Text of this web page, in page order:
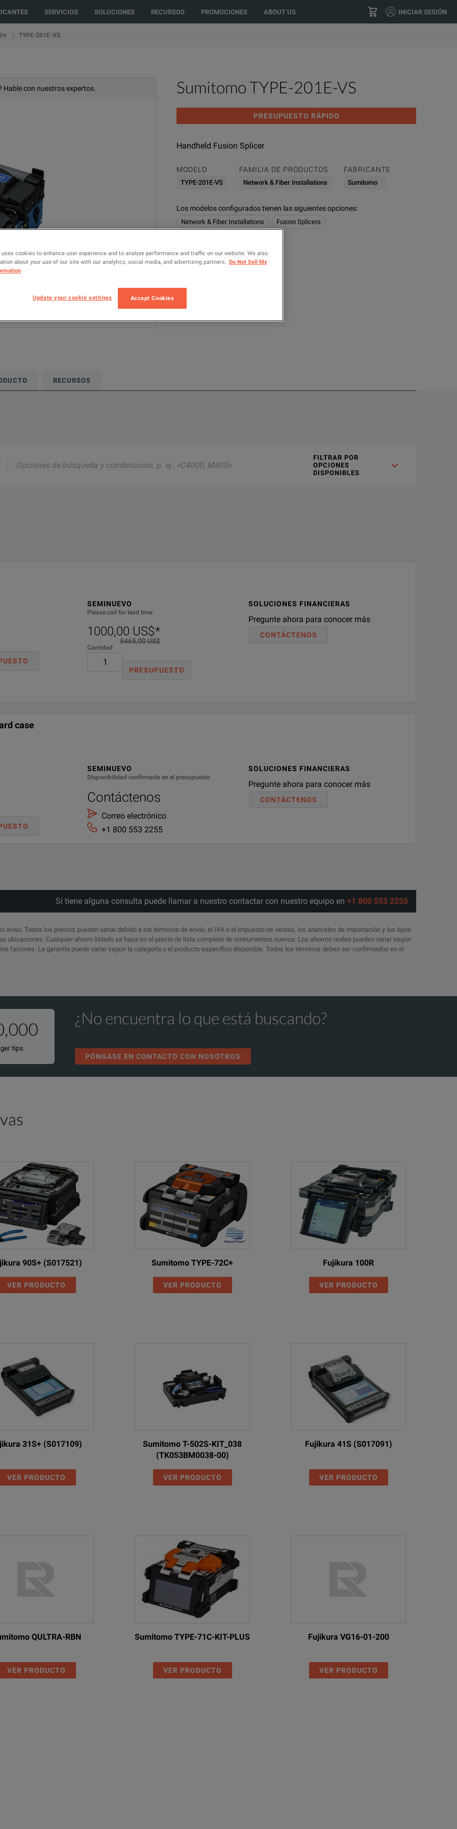
to another country or region to see content and products specific to your location? US GO
SERVICIOS SOLUCIONES RECURSOS PROMOCIONES ABOUT US INICIAR SESIÓN
TYPE-201E-VS
Hable con nuestros expertos. Sumitomo TYPE-201E-VS
PRESUPUESTO RÁPIDO
Handheld Fusion Splicer
MODELO
TYPE-201E-VS
FAMILIA DE PRODUCTOS
Network & Fiber Installations
FABRICANTE
Sumitomo
Los modelos configurados tienen las siguientes opciones:
Network & Fiber Installations Fusion Splicers
AÑADIR PARA COMPARAR
RECURSOS
FILTRAR POR
OPCIONES
DISPONIBLES
TYPE-201E-VS
SEMINUEVO
Please call for lead time
1000,00 US$*
5465,00 US$
Cantidad
PRESUPUESTO
SOLUCIONES FINANCIERAS
Pregunte ahora para conocer más
CONTÁCTENOS
case
SEMINUEVO
Disponibilidad confirmada en el presupuesto
Contáctenos
Correo electrónico
+1 800 553 2255
SOLUCIONES FINANCIERAS
Pregunte ahora para conocer más
CONTÁCTENOS
Si tiene alguna consulta puede llamar a nuestro contactar con nuestro equipo en +1 800 553 2255
Todos los precios pueden variar debido a los términos de envío, el IVA o el impuesto de ventas, los aranceles de importación y los tipos
ubicaciones. Cualquier ahorro listado se basa en el precio de lista completo de instrumentos nuevos; Los ahorros reales pueden variar según
factores. La garantía puede variar según la categoría o el producto específico disponible. Todos los términos deben ser confirmados en el
¿No encuentra lo que está buscando?
PÓNGASE EN CONTACTO CON NOSOTROS
90S+ (S017521)
VER PRODUCTO
Sumitomo TYPE-72C+
VER PRODUCTO
Fujikura 100R
VER PRODUCTO
31S+ (S017109)
VER PRODUCTO
Sumitomo T-502S-KIT_038
(TK053BM0038-00)
VER PRODUCTO
Fujikura 41S (S017091)
VER PRODUCTO
QULTRA-RBN
VER PRODUCTO
Sumitomo TYPE-71C-KIT-PLUS
VER PRODUCTO
Fujikura VG16-01-200
VER PRODUCTO
cookies to enhance user experience and to analyze performance and traffic on our website. We also
about your use of our site with our analytics, social media, and advertising partners. Do Not Sell My
Update your cookie settings Accept Cookies